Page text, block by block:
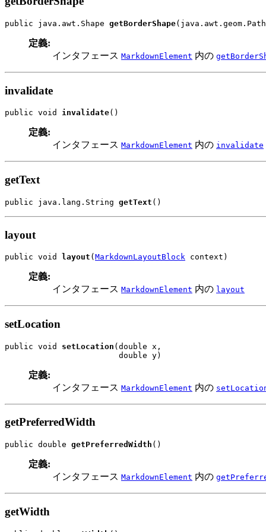
public java.awt.Shape getBorderShape
定義:
インタフェース MarkdownElement 内の
invalidate
public void invalidate()
定義:
インタフェース MarkdownElement 内の invalidate
getText
public java.lang.String getText ()
layout
public void layout ( MarkdownLayoutBlock context)
定義:
インタフェース MarkdownElement 内の layout
setLocation
public void setLocation (double x,
                        double y)
定義:
インタフェース MarkdownElement 内の
getPreferredWidth
public double getPreferredWidth ()
定義:
インタフェース MarkdownElement 内の
getWidth